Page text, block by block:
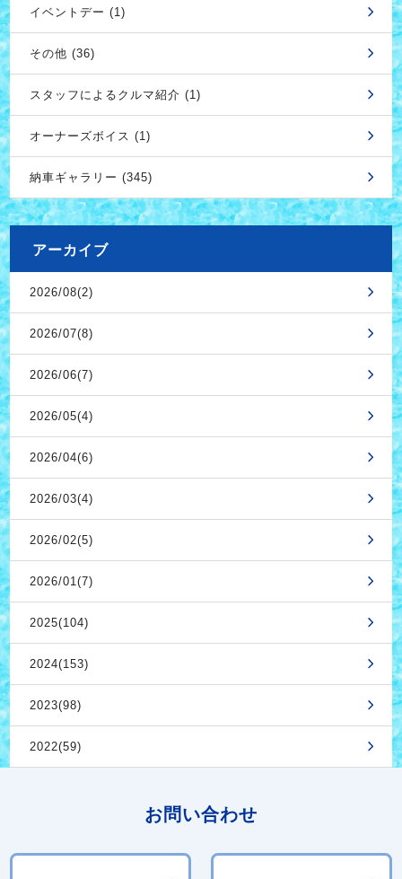
イベントデー (1)
その他 (36)
スタッフによるクルマ紹介 (1)
オーナーズボイス (1)
納車ギャラリー (345)
アーカイブ
2026/08(2)
2026/07(8)
2026/06(7)
2026/05(4)
2026/04(6)
2026/03(4)
2026/02(5)
2026/01(7)
2025(104)
2024(153)
2023(98)
2022(59)
お問い合わせ